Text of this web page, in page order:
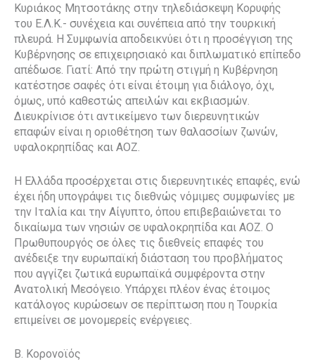
Κυριάκος Μητσοτάκης στην τηλεδιάσκεψη Κορυφής
του Ε.Λ.Κ.- συνέχεια και συνέπεια από την τουρκική
πλευρά. Η Συμφωνία αποδεικνύει ότι η προσέγγιση της
Κυβέρνησης σε επιχειρησιακό και διπλωματικό επίπεδο
απέδωσε. Γιατί: Από την πρώτη στιγμή η Κυβέρνηση
κατέστησε σαφές ότι είναι έτοιμη για διάλογο, όχι,
όμως, υπό καθεστώς απειλών και εκβιασμών.
Διευκρίνισε ότι αντικείμενο των διερευνητικών
επαφών είναι η οριοθέτηση των θαλασσίων ζωνών,
υφαλοκρηπίδας και ΑΟΖ.
Η Ελλάδα προσέρχεται στις διερευνητικές επαφές, ενώ
έχει ήδη υπογράψει τις διεθνώς νόμιμες συμφωνίες με
την Ιταλία και την Αίγυπτο, όπου επιβεβαιώνεται το
δικαίωμα των νησιών σε υφαλοκρηπίδα και ΑΟΖ. Ο
Πρωθυπουργός σε όλες τις διεθνείς επαφές του
ανέδειξε την ευρωπαϊκή διάσταση του προβλήματος
που αγγίζει ζωτικά ευρωπαϊκά συμφέροντα στην
Ανατολική Μεσόγειο. Υπάρχει πλέον ένας έτοιμος
κατάλογος κυρώσεων σε περίπτωση που η Τουρκία
επιμείνει σε μονομερείς ενέργειες.
B. Κορονοϊός